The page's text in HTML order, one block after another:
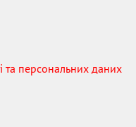
та персональних даних